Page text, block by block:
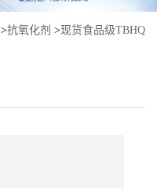
>抗氧化剂 >现货食品级TBHQ